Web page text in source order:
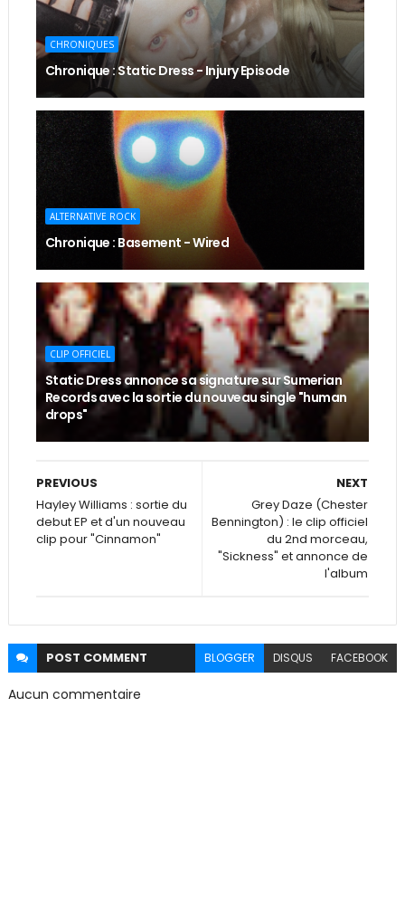
CHRONIQUES
Chronique : Static Dress - Injury Episode
ALTERNATIVE ROCK
Chronique : Basement - Wired
CLIP OFFICIEL
Static Dress annonce sa signature sur Sumerian
Records avec la sortie du nouveau single "human
drops"
NEXT
Grey Daze (Chester
Bennington) : le clip officiel
du 2nd morceau,
"Sickness" et annonce de
l'album
PREVIOUS
Hayley Williams : sortie du
debut EP et d'un nouveau
clip pour "Cinnamon"
POST COMMENT BLOGGER DISQUS FACEBOOK
Aucun commentaire